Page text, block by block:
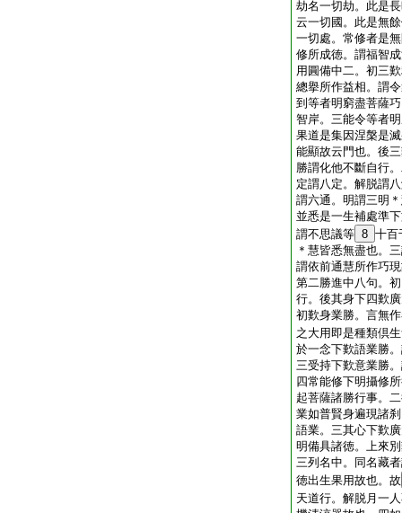
劫名一切劫。此是
云一切國。此是無
一切處。常修者是
修所成徳。謂福智
用圓備中二。初三
總擧所作益相。謂
到等者明窮盡菩薩
智岸。三能令等者
果道是集因涅槃是
能顯故云門也。後
勝謂化他不斷自行
定謂八定。解脱謂
謂六通。明謂三明
並悉是一生補處準
謂不思議等 8 十百
＊慧皆悉無盡也。
謂依前通慧所作巧
第二勝進中八句。
行。後其身下四歎
初歎身業勝。言無
之大用即是種類倶
於一念下歎語業勝
三受持下歎意業勝
四常能修下明攝修
起菩薩諸勝行事。
業如普賢身遍現諸
語業。三其心下歎
明備具諸徳。上來
三列名中。同名藏
徳出生果用故也。故
天道行。解脱月一